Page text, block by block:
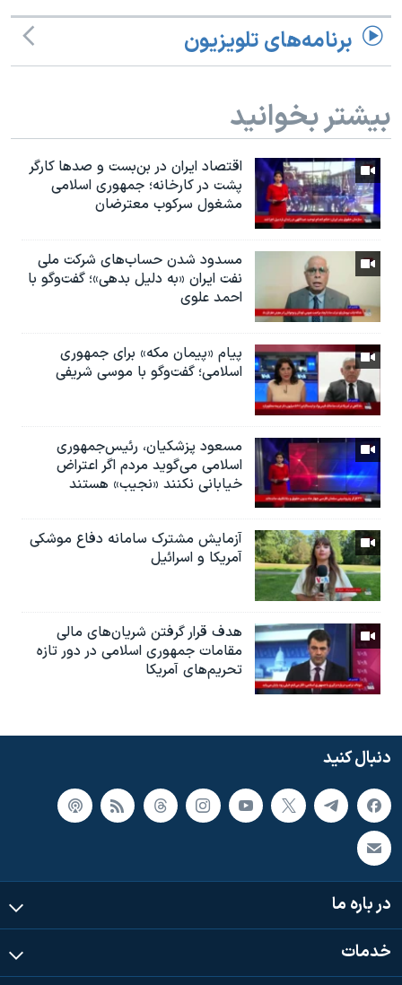
برنامه‌های تلویزیون
بیشتر بخوانید
اقتصاد ایران در بن‌بست و صدها کارگر
پشت در کارخانه؛ جمهوری اسلامی
مشغول سرکوب معترضان
مسدود شدن حساب‌های شرکت ملی
نفت ایران «به دلیل بدهی»؛ گفت‌و‌گو با
احمد علوی
پیام «پیمان مکه» برای جمهوری
اسلامی؛ گفت‌وگو با موسی شریفی
مسعود پزشکیان، رئيس‌جمهوری
اسلامی می‌گوید مردم اگر اعتراض
خیابانی نکنند «نجیب» هستند
آزمایش مشترک سامانه دفاع موشکی
آمریکا و اسرائیل
هدف قرار گرفتن شریان‌های مالی
مقامات جمهوری اسلامی در دور تازه
تحریم‌های آمریکا
دنبال کنید
در باره ما
خدمات